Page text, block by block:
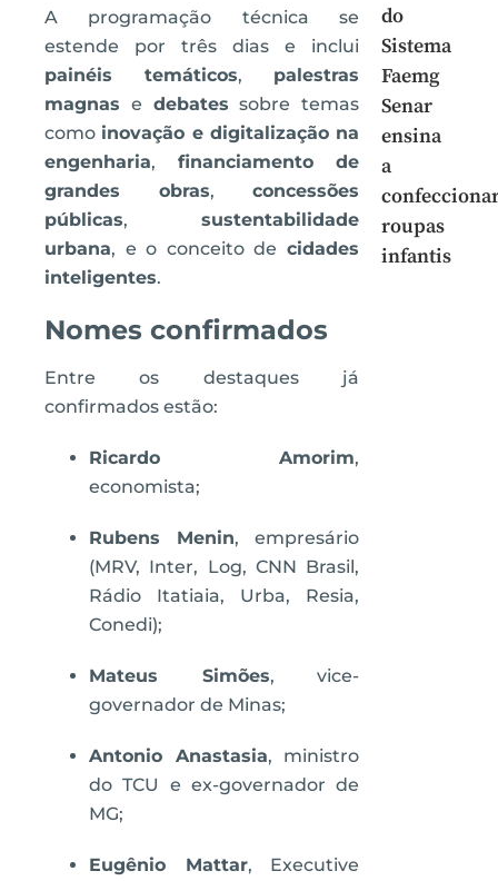
A programação técnica se
estende por três dias e inclui
painéis temáticos, palestras
magnas e debates sobre temas
como inovação e digitalização na
engenharia, financiamento de
grandes obras, concessões
públicas, sustentabilidade
urbana, e o conceito de cidades
inteligentes.
Nomes confirmados
Entre os destaques já
confirmados estão:
Ricardo Amorim,
economista;
Rubens Menin, empresário
(MRV, Inter, Log, CNN Brasil,
Rádio Itatiaia, Urba, Resia,
Conedi);
Mateus Simões, vice-
governador de Minas;
Antonio Anastasia, ministro
do TCU e ex-governador de
MG;
Eugênio Mattar, Executive
do
Sistema
Faemg
Senar
ensina
a
roupas
infantis